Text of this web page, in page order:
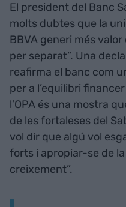
El president del Banc
molts dubtes que la
BBVA generi més
per separat”. Una
reafirma el banc com
per a l’equilibri
l’OPA és una mostra
de les fortaleses del
vol dir que algú vol
forts i apropiar-se de
creixement”.